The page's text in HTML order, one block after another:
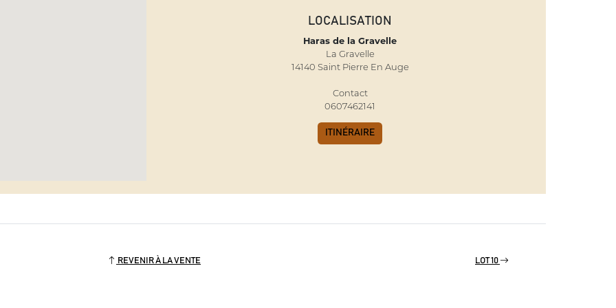
LOCALISATION
Haras de la Gravelle
La Gravelle
14140 Saint Pierre En Auge
Contact
0607462141
ITINÉRAIRE
REVENIR À LA VENTE LOT 10